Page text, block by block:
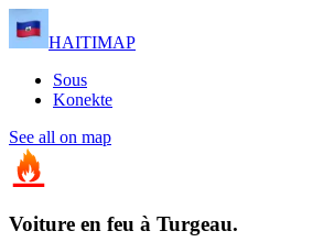
HAITIMAP
Sous
Konekte
See all on map
Voiture en feu à Turgeau.